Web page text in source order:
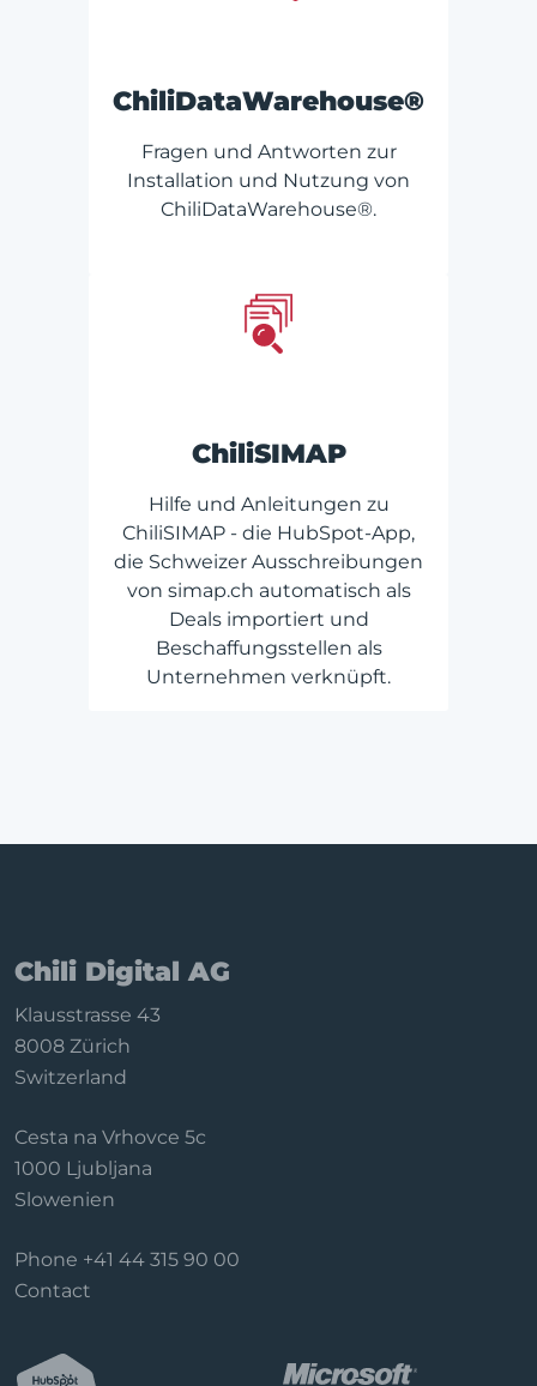
ChiliDataWarehouse®
Fragen und Antworten zur
Installation und Nutzung von
ChiliDataWarehouse®.
ChiliSIMAP
Hilfe und Anleitungen zu
ChiliSIMAP - die HubSpot-App,
die Schweizer Ausschreibungen
von simap.ch automatisch als
Deals importiert und
Beschaffungsstellen als
Unternehmen verknüpft.
Chili Digital AG
Klausstrasse 43
8008 Zürich
Switzerland
Cesta na Vrhovce 5c
1000 Ljubljana
Slowenien
Phone +41 44 315 90 00
Contact